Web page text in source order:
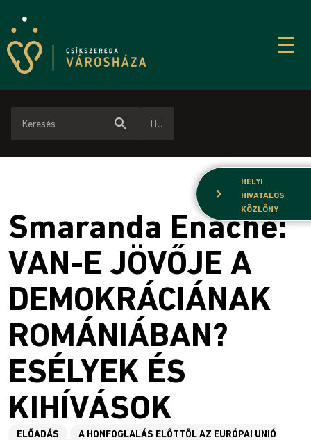
search HU
chevron_right
HELYI
HIVATALOS
KÖZLÖNY
​Smaranda Enache:
VAN-E JÖVŐJE A
DEMOKRÁCIÁNAK
ROMÁNIÁBAN?
ESÉLYEK ÉS
KIHÍVÁSOK
ELŐADÁS
A HONFOGLALÁS ELŐTTŐL AZ EURÓPAI UNIÓ